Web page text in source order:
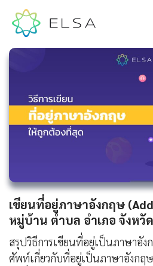
เขียนที่อยู่ภาษาอังกฤษ
หมู่บ้าน ตำบล อำเภอ จังหวั
สรุปวิธีการเขียนที่อยู่เป็นภาษาอั
ศัพท์เกี่ยวกับที่อยู่เป็นภาษาอังกฤษ